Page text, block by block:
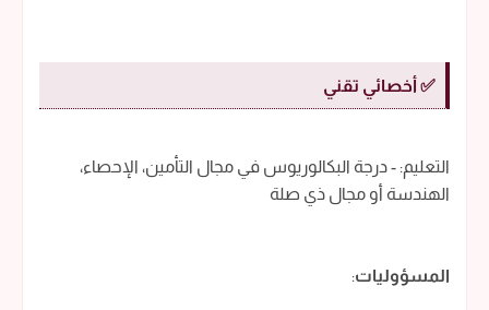
✅ أخصائي تقني
التعليم: - درجة البكالوريوس في مجال التأمين، الإحصاء،
الهندسة أو مجال ذي صلة
المسؤوليات: